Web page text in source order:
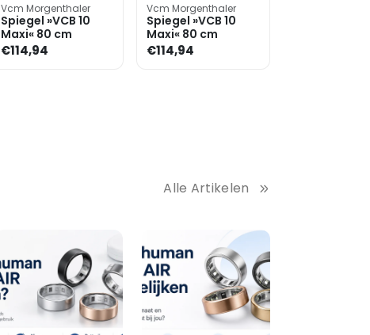
Vcm Morgenthaler
Spiegel »VCB 10
Maxi« 80 cm
€114,94
Vcm Morgenthaler
Spiegel »VCB 10
Maxi« 80 cm
€114,94
Alle Artikelen